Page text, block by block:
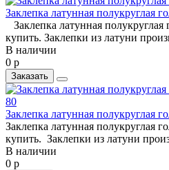
Заклепка латунная полукруглая
Заклепка латунная
купить. Заклепки из латуни
В наличии
0 р
Заказать
Заклепка латунная полукруглая
Заклепка латунная полукруглая
купить. Заклепки из латуни
В наличии
0 р